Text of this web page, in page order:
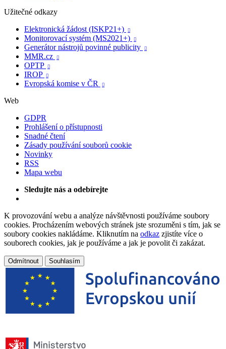
Užitečné odkazy
Elektronická žádost (ISKP21+)

Monitorovací systém (MS2021+) 
Generátor nástrojů povinné publicity 
MMR.cz 
OPTP 
IROP 
Evropská komise v ČR 
Web
GDPR
Prohlášení o přístupnosti
Snadné čtení
Zásady používání souborů cookie
Novinky
RSS
Mapa webu
Sledujte nás a odebírejte
K provozování webu a analýze návštěvnosti používáme soubory
cookies. Procházením webových stránek jste srozuměni s tím, jak se
soubory cookies nakládáme. Kliknutím na odkaz zjistíte více o
souborech cookies, jak je používáme a jak je povolit či zakázat.
Odmítnout Souhlasím